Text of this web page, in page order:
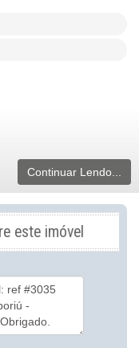
Continuar Lendo...
este imóvel